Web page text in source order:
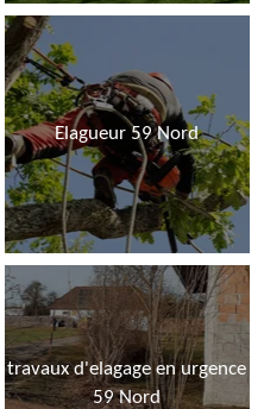
Elagueur 59 Nord
travaux d'elagage en urgence
59 Nord